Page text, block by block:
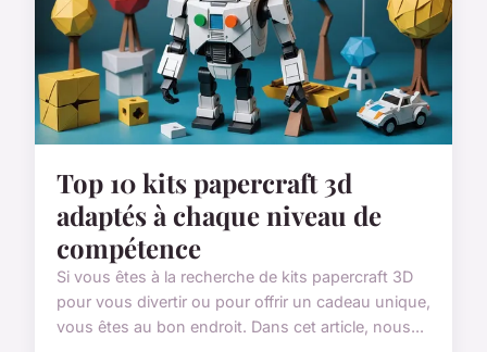
Top 10 kits papercraft 3d
adaptés à chaque niveau de
compétence
Si vous êtes à la recherche de kits papercraft 3D
pour vous divertir ou pour offrir un cadeau unique,
vous êtes au bon endroit. Dans cet article, nous...